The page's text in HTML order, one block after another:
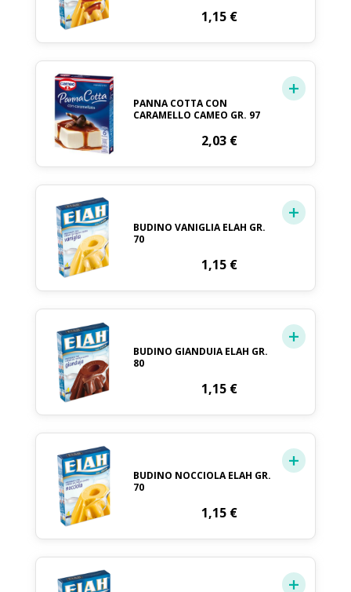
1,15 €
PANNA COTTA CON
CARAMELLO CAMEO GR. 97
2,03 €
BUDINO VANIGLIA ELAH GR.
70
1,15 €
BUDINO GIANDUIA ELAH GR.
80
1,15 €
BUDINO NOCCIOLA ELAH GR.
70
1,15 €